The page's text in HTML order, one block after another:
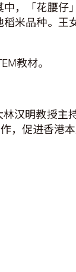
，「花腰仔
米品种。王
教材。
汉明教授主
，促进香港本